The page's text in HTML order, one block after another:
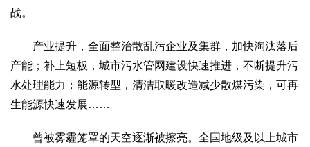
战。
产业提升，全面整治散乱污企业及集群，加快淘汰落后
产能；补上短板，城市污水管网建设快速推进，不断提升污
水处理能力；能源转型，清洁取暖改造减少散煤污染，可再
生能源快速发展……
曾被雾霾笼罩的天空逐渐被擦亮。全国地级及以上城市